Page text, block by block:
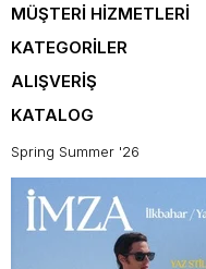
MÜŞTERİ HİZMETLERİ
KATEGORİLER
ALIŞVERİŞ
KATALOG
Spring Summer '26